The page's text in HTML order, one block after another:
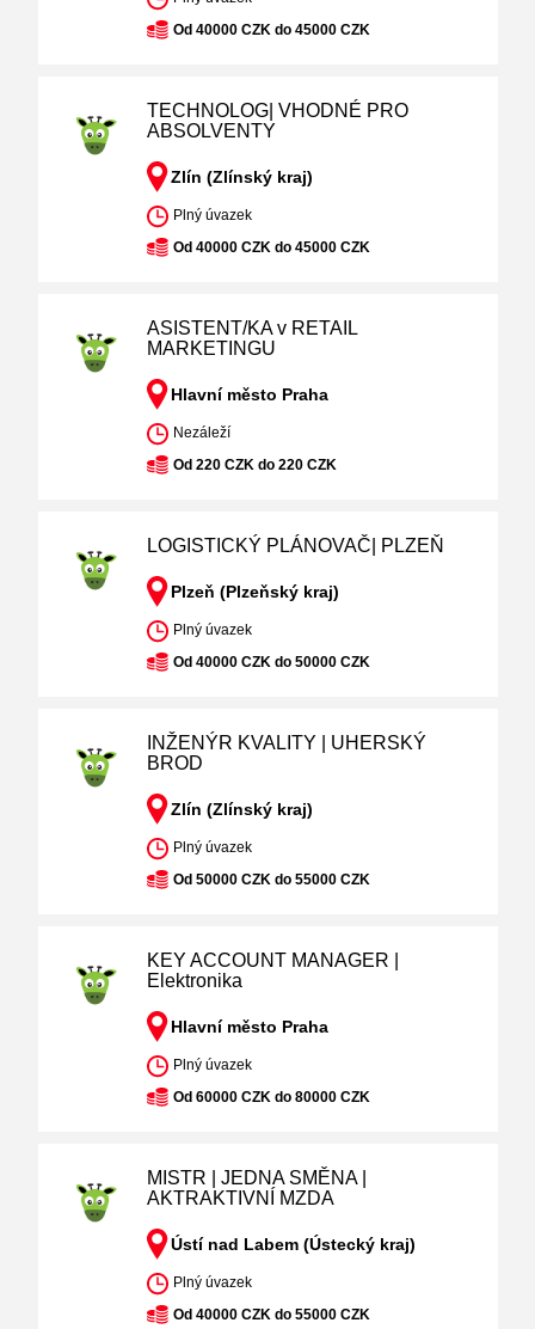
Od 40000 CZK do 45000 CZK
TECHNOLOG| VHODNÉ PRO
ABSOLVENTY
Zlín (Zlínský kraj)
Plný úvazek
Od 40000 CZK do 45000 CZK
ASISTENT/KA v RETAIL
MARKETINGU
Hlavní město Praha
Nezáleží
Od 220 CZK do 220 CZK
LOGISTICKÝ PLÁNOVAČ| PLZEŇ
Plzeň (Plzeňský kraj)
Plný úvazek
Od 40000 CZK do 50000 CZK
INŽENÝR KVALITY | UHERSKÝ
BROD
Zlín (Zlínský kraj)
Plný úvazek
Od 50000 CZK do 55000 CZK
KEY ACCOUNT MANAGER |
Elektronika
Hlavní město Praha
Plný úvazek
Od 60000 CZK do 80000 CZK
MISTR | JEDNA SMĚNA |
AKTRAKTIVNÍ MZDA
Ústí nad Labem (Ústecký kraj)
Plný úvazek
Od 40000 CZK do 55000 CZK